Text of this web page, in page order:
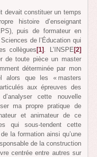
devait constituer un temps
histoire d’enseignant
puis de formateur en
de l’Éducation qui
collègues [1] . L’INSPE [2]
de toute pièce un master
déterminée par mon
alors que les « masters
aux épreuves des
cette nouvelle
ma propre pratique de
et animateur de ce
qui sous-tendent cette
la formation ainsi qu’une
de la construction
centrée entre autres sur